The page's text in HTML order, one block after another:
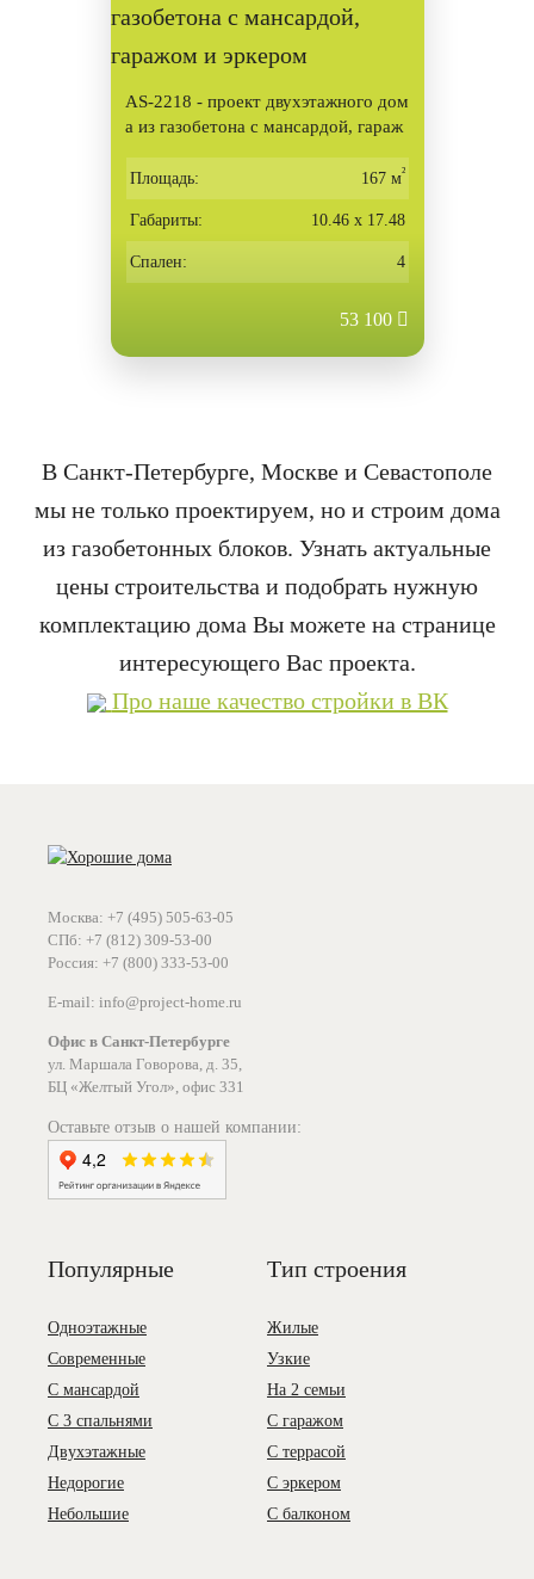
AS-2218 - проект двухэтажного дом
а из газобетона с мансардой, гараж
Площадь: 167 м²
Габариты: 10.46 х 17.48
Спален: 4
53 100
В Санкт-Петербурге, Москве и Севастополе
мы не только проектируем, но и строим дома
из газобетонных блоков. Узнать актуальные
цены строительства и подобрать нужную
комплектацию дома Вы можете на странице
интересующего Вас проекта.
Про наше качество стройки в ВК
Москва: +7 (495) 505-63-05
СПб: +7 (812) 309-53-00
Россия: +7 (800) 333-53-00
E-mail: info@project-home.ru
Офис в Санкт-Петербурге
ул. Маршала Говорова, д. 35,
БЦ «Желтый Угол», офис 331
Оставьте отзыв о нашей компании:
Популярные Тип строения
Одноэтажные
Современные
С мансардой
С 3 спальнями
Двухэтажные
Недорогие
Небольшие
Жилые
Узкие
На 2 семьи
С гаражом
С террасой
С эркером
С балконом